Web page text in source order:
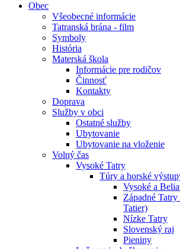
Obec
Všeobecné informácie
Tatranská brána - film
Symboly
História
Materská škola
Informácie pre rodičov
Činnosť
Kontakty
Doprava
Služby v obci
Ostatné služby
Ubytovanie
Ubytovanie na vloženie
Volný čas
Vysoké Tatry
Túry a horské
Vysoké a
Západné
Tatier)
Nízke Tatry
Slovenský raj
Pieniny